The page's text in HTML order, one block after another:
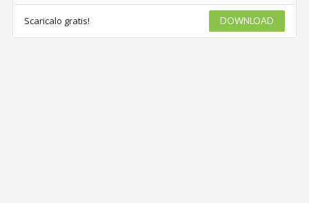
Scaricalo gratis! DOWNLOAD